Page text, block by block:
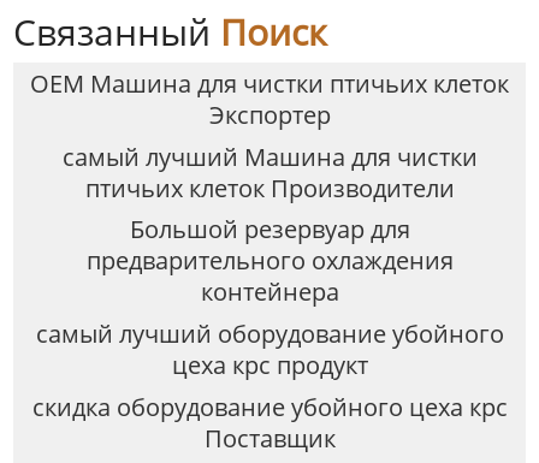
Связанный Поиск
OEM Машина для чистки птичьих клеток
Экспортер
самый лучший Машина для чистки
птичьих клеток Производители
Большой резервуар для
предварительного охлаждения
контейнера
самый лучший оборудование убойного
цеха крс продукт
скидка оборудование убойного цеха крс
Поставщик